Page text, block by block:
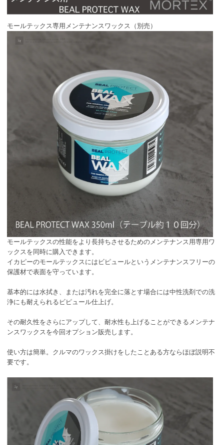
モールテックス専用メンテナンスワックス（別売）
モールテックスの性能をより長持ちさせるためのメンテナンス用専用ワ
ックスを同時に購入できます。
イカピーのモールテックスにはビピュールというメンテナンスフリーの
保護材で表面を守っています。
基本的には水拭き、または汚れを完全に落とす場合には中性洗剤での洗
浄にも耐えられるビピュール仕上げ。
その耐久性をさらにアップして、耐水性も上げることができるメンテナ
ンスワックスを今回オプション販売します。
使い方は簡単。クルマのワックス掛けをしたことある方ならほぼ説明不
要です。